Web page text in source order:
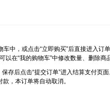
中，或点击“立即购买”后直接进入订单
在“我的购物车”中修改数量、删除商
存后点击“提交订单”进入结算支付页面
，本订单将自动取消。